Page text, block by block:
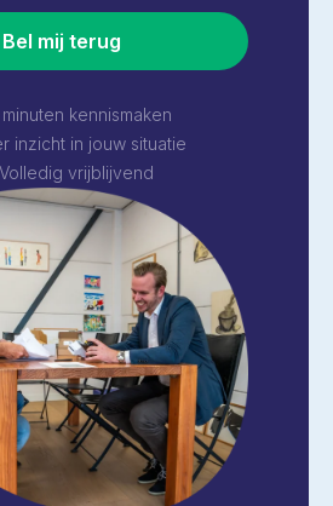
Bel mij terug
minuten kennismaken
inzicht in jouw situatie
Volledig vrijblijvend